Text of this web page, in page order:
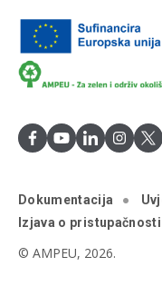
Dokumentacija
Izjava o pristupačnosti
© AMPEU, 2026.